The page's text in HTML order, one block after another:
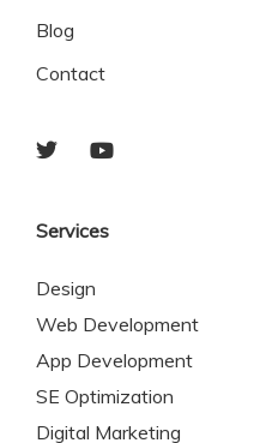
Blog
Contact
Services
Design
Web Development
App Development
SE Optimization
Digital Marketing